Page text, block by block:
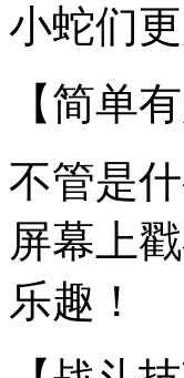
小蛇们
【简单
不管是
屏幕上
乐趣！